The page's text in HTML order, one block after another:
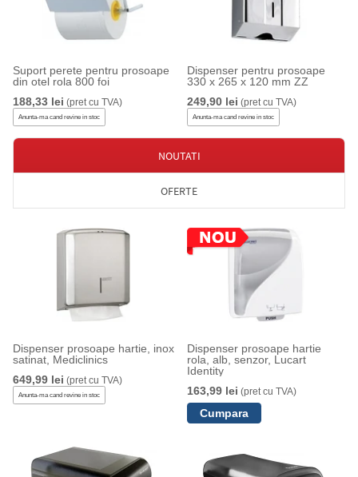
Suport perete pentru prosoape
din otel rola 800 foi
188,33 lei (pret cu TVA)
Anunta-ma cand revine in stoc
Dispenser pentru prosoape
330 x 265 x 120 mm ZZ
249,90 lei (pret cu TVA)
Anunta-ma cand revine in stoc
NOUTATI
OFERTE
Dispenser prosoape hartie, inox
satinat, Mediclinics
649,99 lei (pret cu TVA)
Anunta-ma cand revine in stoc
Dispenser prosoape hartie
rola, alb, senzor, Lucart
Identity
163,99 lei (pret cu TVA)